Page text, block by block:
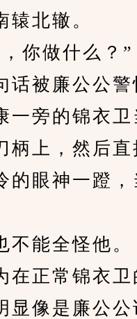
辕北辙。
做什么？”
被廉公公警
一旁的锦衣卫
柄上，然后直
的眼神一蹬，
能全怪他。
正常锦衣卫
显像是廉公公